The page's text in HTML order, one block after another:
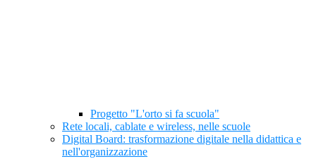
Progetto "L'orto si fa scuola"
Rete locali, cablate e wireless, nelle scuole
Digital Board: trasformazione digitale nella didattica e
nell'organizzazione